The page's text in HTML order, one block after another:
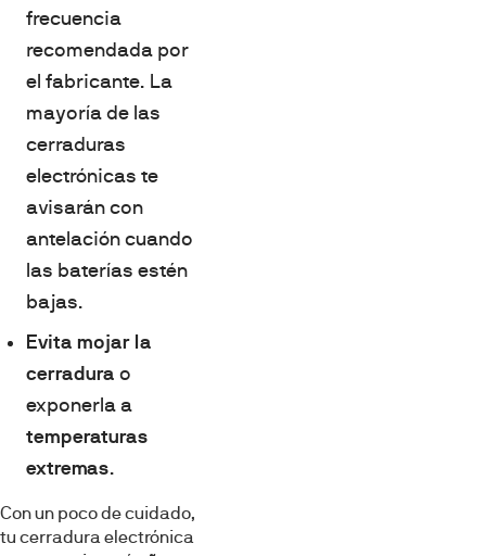
frecuencia
recomendada por
el fabricante. La
mayoría de las
cerraduras
electrónicas te
avisarán con
antelación cuando
las baterías estén
bajas.
Evita mojar la
cerradura o
exponerla a
temperaturas
extremas.
Con un poco de cuidado,
tu cerradura electrónica